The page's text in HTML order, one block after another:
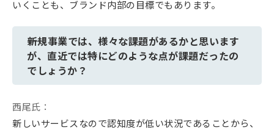
いくことも、ブランド内部の目標でもあります。
――新規事業では、様々な課題があるかと思います
が、直近では特にどのような点が課題だったの
でしょうか？
西尾氏：
新しいサービスなので認知度が低い状況であることから、